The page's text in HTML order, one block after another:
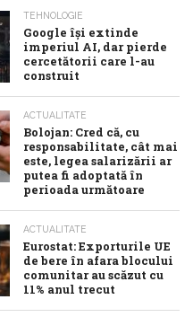
TEHNOLOGIE
Google îşi extinde
imperiul AI, dar pierde
cercetătorii care l-au
construit
ACTUALITATE
Bolojan: Cred că, cu
responsabilitate, cât mai
este, legea salarizării ar
putea fi adoptată în
perioada următoare
ACTUALITATE
Eurostat: Exporturile UE
de bere în afara blocului
comunitar au scăzut cu
11% anul trecut